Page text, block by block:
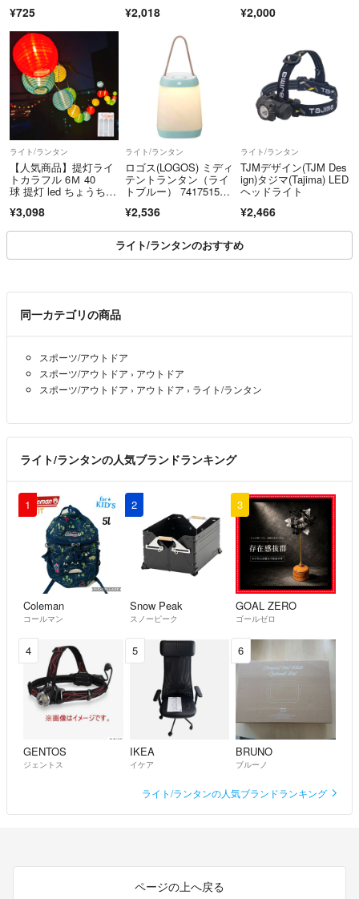
¥725 ¥2,018 ¥2,000
ライト/ランタン
【人気商品】提灯ライ
トカラフル 6Ｍ 40
球 提灯 led ちょうちん
¥3,098
ライト/ランタン
ロゴス(LOGOS) ミディ
テントランタン（ライ
トブルー） 7417515
¥2,536
ライト/ランタン
TJMデザイン(TJM Des
ign)タジマ(Tajima) LED
ヘッドライト
¥2,466
ライト/ランタンのおすすめ
同一カテゴリの商品
スポーツ/アウトドア
スポーツ/アウトドア › アウトドア
スポーツ/アウトドア › アウトドア › ライト/ランタン
ライト/ランタンの人気ブランドランキング
1
Coleman
コールマン
2
Snow Peak
スノーピーク
3
GOAL ZERO
ゴールゼロ
4
GENTOS
ジェントス
5
IKEA
イケア
6
BRUNO
ブルーノ
ライト/ランタンの人気ブランドランキング
ページの上へ戻る